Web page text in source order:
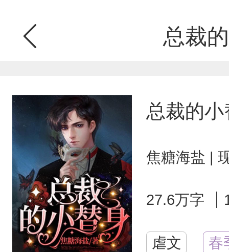
总裁
总裁的小
焦糖海盐 |
27.6万字
虐文 春